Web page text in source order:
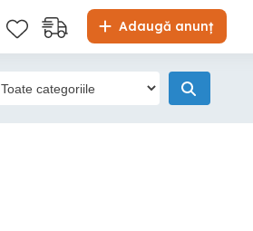
Adaugă anunț